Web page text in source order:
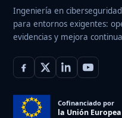
Ingeniería en
para entornos exigentes:
evidencias y mejora
Cofinanciado por
la Unión Europea